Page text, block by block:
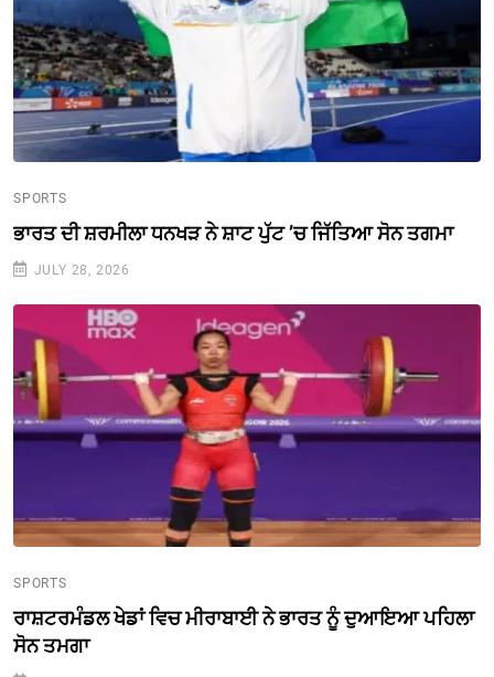
SPORTS
ਭਾਰਤ ਦੀ ਸ਼ਰਮੀਲਾ ਧਨਖੜ ਨੇ ਸ਼ਾਟ ਪੁੱਟ ’ਚ ਜਿੱਤਿਆ ਸੋਨ ਤਗਮਾ
JULY 28, 2026
SPORTS
ਰਾਸ਼ਟਰਮੰਡਲ ਖੇਡਾਂ ਵਿਚ ਮੀਰਾਬਾਈ ਨੇ ਭਾਰਤ ਨੂੰ ਦੁਆਇਆ ਪਹਿਲਾ
ਸੋਨ ਤਮਗਾ